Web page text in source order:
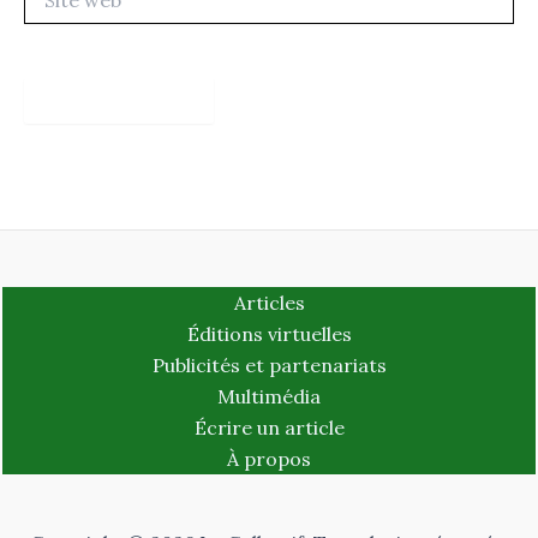
web
Articles
Éditions virtuelles
Publicités et partenariats
Multimédia
Écrire un article
À propos